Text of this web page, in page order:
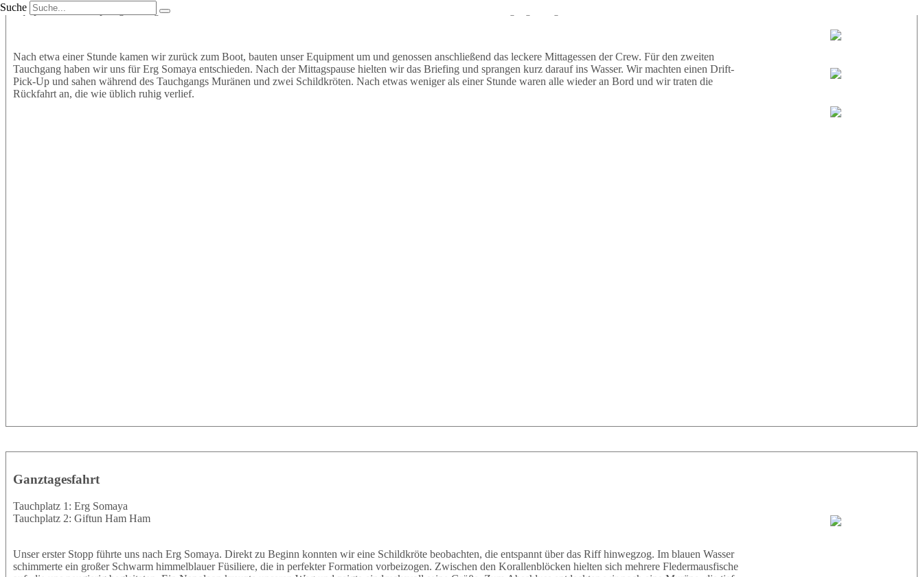
SucheEquipment an und sprangen mit großer Vorfreude ins Wasser. Wir tauchten stationär und sahen während des Tauchgangs einige Muränen und eine Schildkröte.
Nach etwa einer Stunde kamen wir zurück zum Boot, bauten unser Equipment um und genossen anschließend das leckere Mittagessen der Crew. Für den zweiten
Tauchgang haben wir uns für Erg Somaya entschieden. Nach der Mittagspause hielten wir das Briefing und sprangen kurz darauf ins Wasser. Wir machten einen Drift-
Pick-Up und sahen während des Tauchgangs Muränen und zwei Schildkröten. Nach etwas weniger als einer Stunde waren alle wieder an Bord und wir traten die
Rückfahrt an, die wie üblich ruhig verlief.
Ganztagesfahrt
Tauchplatz 1: Erg Somaya
Tauchplatz 2: Giftun Ham Ham
Unser erster Stopp führte uns nach Erg Somaya. Direkt zu Beginn konnten wir eine Schildkröte beobachten, die entspannt über das Riff hinwegzog. Im blauen Wasser
schimmerte ein großer Schwarm himmelblauer Füsiliere, die in perfekter Formation vorbeizogen. Zwischen den Korallenblöcken hielten sich mehrere Fledermausfische